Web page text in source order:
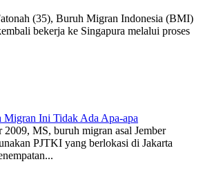
(35), Buruh Migran Indonesia (BMI)
bekerja ke Singapura melalui proses
Migran Ini Tidak Ada Apa-apa
2009, MS, buruh migran asal Jember
PJTKI yang berlokasi di Jakarta